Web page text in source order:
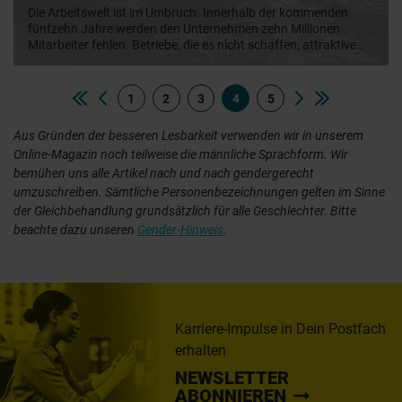
Die Arbeitswelt ist im Umbruch. Innerhalb der kommenden
fünfzehn Jahre werden den Unternehmen zehn Millionen
Mitarbeiter fehlen. Betriebe, die es nicht schaffen, attraktive
richten, sonst wird es nicht funktionieren«, sagt Ralph Bruder,
Leiter des Instituts für Arbeitswissenschaft an der TU
Arbeitsplatz“ nachzudenken.
1 2 3 4 5
Aus Gründen der besseren Lesbarkeit verwenden wir in unserem
Online-Magazin noch teilweise die männliche Sprachform. Wir
bemühen uns alle Artikel nach und nach gendergerecht
umzuschreiben. Sämtliche Personenbezeichnungen gelten im Sinne
der Gleichbehandlung grundsätzlich für alle Geschlechter. Bitte
beachte dazu unseren Gender-Hinweis
Karriere-Impulse in Dein Postfach
erhalten
NEWSLETTER
ABONNIEREN